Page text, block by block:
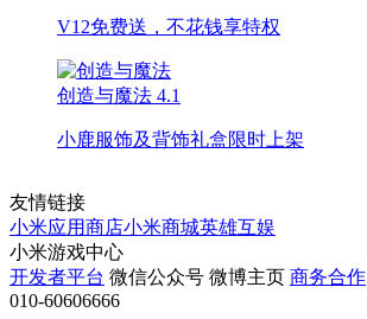
V12免费送，不花钱享特权
创造与魔法 4.1
小鹿服饰及背饰礼盒限时上架
友情链接
小米应用商店小米商城英雄互娱
小米游戏中心
开发者平台 微信公众号 微博主页 商务合作
010-60606666